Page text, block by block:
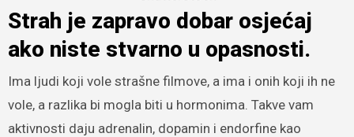
Strah je zapravo dobar osjećaj
ako niste stvarno u opasnosti.
Ima ljudi koji vole strašne filmove, a ima i onih koji ih ne
vole, a razlika bi mogla biti u hormonima. Takve vam
aktivnosti daju adrenalin, dopamin i endorfine kao